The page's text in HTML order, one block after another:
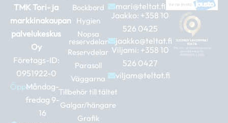
TMK Tori- ja
markkinakaupan
palvelukeskus
Oy
Företags-ID:
0951922-0
Öppet:Måndag-
fredag 9-
16
Bockbord
Hygien
Nopsa
reservdelar
Reservdelar
Parasoll
Väggarna
Tillbehör till tältet
Galgar/hängare
Grafik
mari@teltat.fi
Jaakko: +358 10
526 0425
jaakko@teltat.fi
Viljami: +358 10
526 0427
viljam@teltat.fi